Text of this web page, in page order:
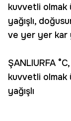
kuvvetli olmak
yağışlı,
ve yer yer kar
ŞANLIURFA
kuvvetli olmak
yağışlı